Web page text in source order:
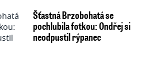
Šťastná Brzobohatá se
pochlubila fotkou: Ondřej si
neodpustil rýpanec